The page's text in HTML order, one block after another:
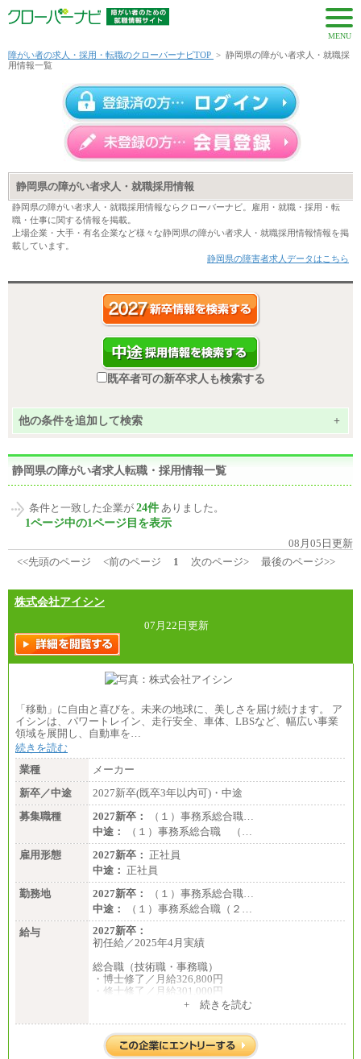
MENU
障がい者の求人・採用・転職のクローバーナビTOP > 静岡県の障がい者求人・就職採
用情報一覧
静岡県の障がい者求人・就職採用情報
静岡県の障がい者求人・就職採用情報ならクローバーナビ。雇用・就職・採用・転
職・仕事に関する情報を掲載。
上場企業・大手・有名企業など様々な静岡県の障がい者求人・就職採用情報情報を掲
載しています。
静岡県の障害者求人データはこちら
既卒者可の新卒求人も検索する
他の条件を追加して検索 +
静岡県の障がい者求人転職・採用情報一覧
条件と一致した企業が 24件 ありました。
1ページ中の1ページ目を表示
08月05日更新
<<先頭のページ
<前のページ 1 次のページ> 最後のページ>>
株式会社アイシン
07月22日更新
「移動」に自由と喜びを。未来の地球に、美しさを届け続けます。 ア
イシンは、パワートレイン、走行安全、車体、LBSなど、幅広い事業
領域を展開し、自動車を…
続きを読む
業種
メーカー
新卒／中途
2027新卒(既卒3年以内可)・中途
募集職種
2027新卒：
（１）事務系総合職…
中途：
（１）事務系総合職 （…
雇用形態
2027新卒： 正社員
中途： 正社員
勤務地
2027新卒：
（１）事務系総合職…
中途：
（１）事務系総合職（２…
給与
2027新卒：
初任給／2025年4月実績
総合職（技術職・事務職）
・博士修了／月給326,800円
・修士修了／月給301,000円
・大学卒／月給282,000円
・高専卒（本科）／月給256,000円
一般事務職
+ 続きを読む